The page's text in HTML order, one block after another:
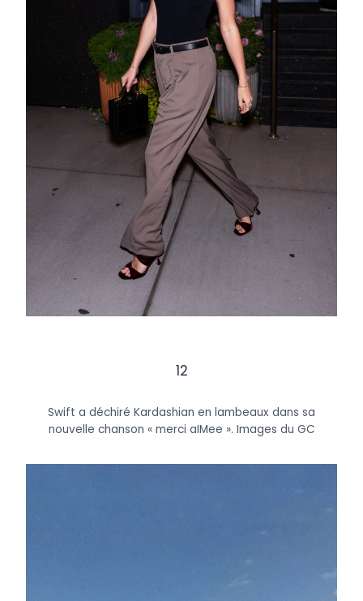
12
Swift a déchiré Kardashian en lambeaux dans sa
nouvelle chanson « merci aIMee ». Images du GC